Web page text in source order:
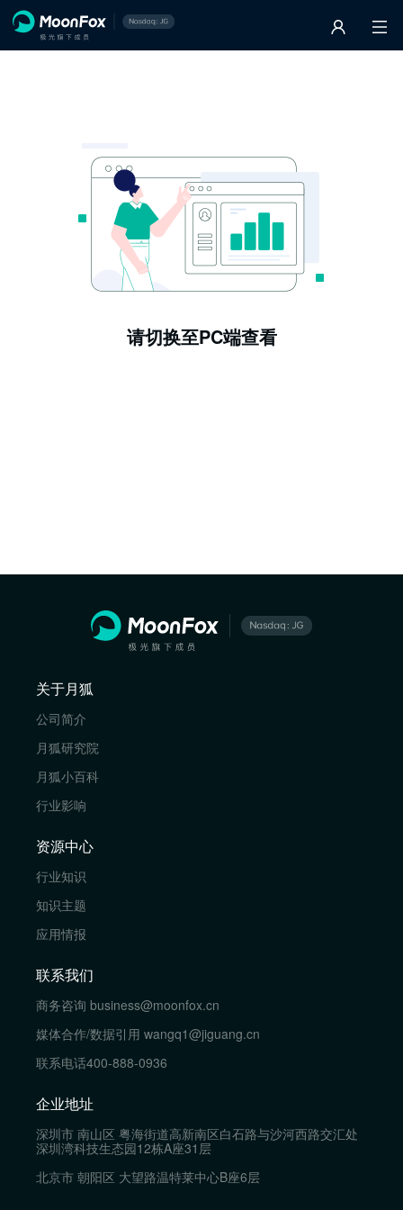
请切换至PC端查看
关于月狐
公司简介
月狐研究院
月狐小百科
行业影响
资源中心
行业知识
知识主题
应用情报
联系我们
商务咨询 business@moonfox.cn
媒体合作/数据引用 wangq1@jiguang.cn
联系电话400-888-0936
企业地址
深圳市 南山区 粤海街道高新南区白石路与沙河西路交汇处
深圳湾科技生态园12栋A座31层
北京市 朝阳区 大望路温特莱中心B座6层